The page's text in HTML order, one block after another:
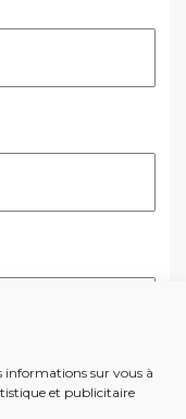
informations sur vous à
et publicitaire